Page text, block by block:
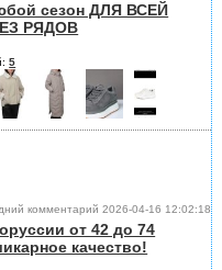
сезон ДЛЯ ВСЕЙ
РЯДОВ
5
комментарий 2026-04-16 12:02:18
от 42 до 74
качество!